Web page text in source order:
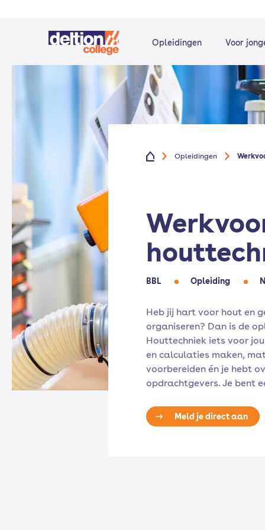
Opleidingen Voor
Opleidingen
BBL Opleiding
Heb jij hart voor hout en
organiseren? Dan is de
Houttechniek iets voor
en calculaties maken,
voorbereiden én je hebt
opdrachtgevers. Je bent
Meld je direct aan